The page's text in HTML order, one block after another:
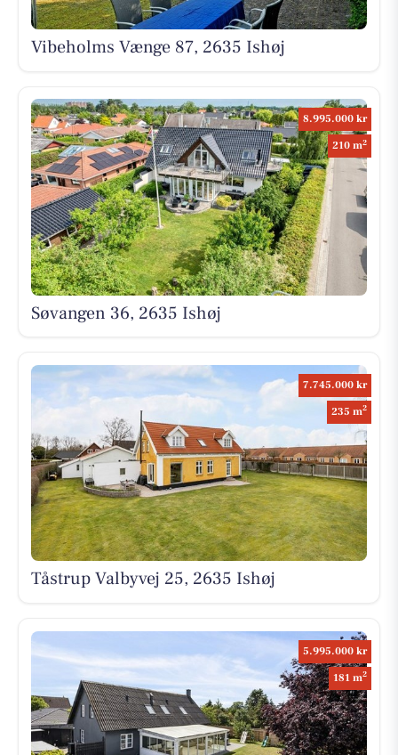
Vibeholms Vænge 87, 2635 Ishøj
8.995.000 kr
210 m2
Søvangen 36, 2635 Ishøj
7.745.000 kr
235 m2
Tåstrup Valbyvej 25, 2635 Ishøj
5.995.000 kr
181 m2